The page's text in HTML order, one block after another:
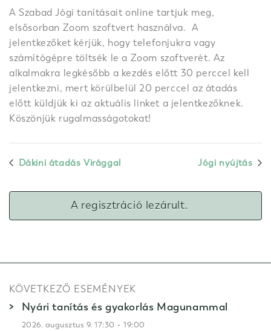
A Szabad Jógi tanításait online tartjuk meg,
elsősorban Zoom szoftvert használva. A
jelentkezőket kérjük, hogy telefonjukra vagy
számítógépre töltsék le a Zoom szoftverét. Az
alkalmakra legkésőbb a kezdés előtt 30 perccel kell
jelentkezni, mert körülbelül 20 perccel az átadás
előtt küldjük ki az aktuális linket a jelentkezőknek.
Köszönjük rugalmasságotokat!
Dákini átadás Virággal Jógi nyújtás
A regisztráció lezárult.
KÖVETKEZŐ ESEMÉNYEK
Nyári tanítás és gyakorlás Magunammal
2026. augusztus 9. 17:30 -19:00